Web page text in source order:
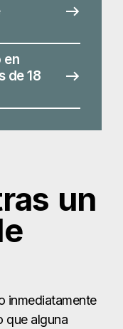
un
orientación
atropellado por
herido,
de estas
capaz, o
que otros
derechos ante